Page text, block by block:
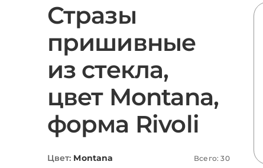
Стразы
пришивные
из стекла,
цвет Montana,
форма Rivoli
Цвет: Montana Всего: 30